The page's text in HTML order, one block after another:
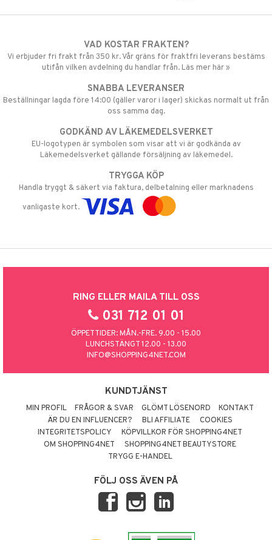
VAD KOSTAR FRAKTEN?
Vi erbjuder fri frakt från 350 kr. Vår gräns för fraktfri leverans bestäms
utifån vilken avdelning du handlar från. Läs mer här »
SNABBA LEVERANSER
Beställningar lagda före 14:00 (gäller varor i lager) skickas normalt ut från
oss samma dag.
GODKÄND AV LÄKEMEDELSVERKET
EU-logotypen är symbolen som visar att vi är godkända av
Läkemedelsverket gällande försäljning av läkemedel.
TRYGGA KÖP
Handla tryggt & säkert via faktura, delbetalning eller marknadens
vanligaste kort.
RING ELLER MAILA TILL OSS
031 712 01 01
ÖPPETTIDER: MÅN.-FRE. 9.00 - 15.00
LUNCHSTÄNGT 12.00 - 13.00
INFO@SHOPPING4NET.COM
KUNDTJÄNST
MIN PROFIL FRÅGOR & SVAR GLÖMT LÖSENORD
KONTAKT
ÄR DU EN INFLUENCER?
BLI AFFILIATE
COOKIES
INTEGRITETSPOLICY
KÖPVILLKOR FÖR SHOPPING4NET
OM SHOPPING4NET
SHOPPING4NET BEAUTYSTORE
TRYGG E-HANDEL
FÖLJ OSS ÄVEN PÅ